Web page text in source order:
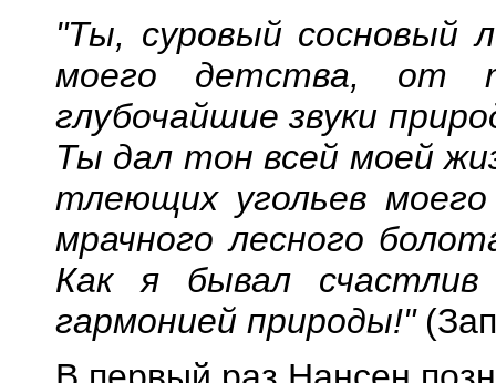
"Ты, суровый сосновый
моего детства, от
глубочайшие звуки
Ты дал тон всей моей
тлеющих угольев
мрачного лесного
Как я бывал счастлив
гармонией природы!"